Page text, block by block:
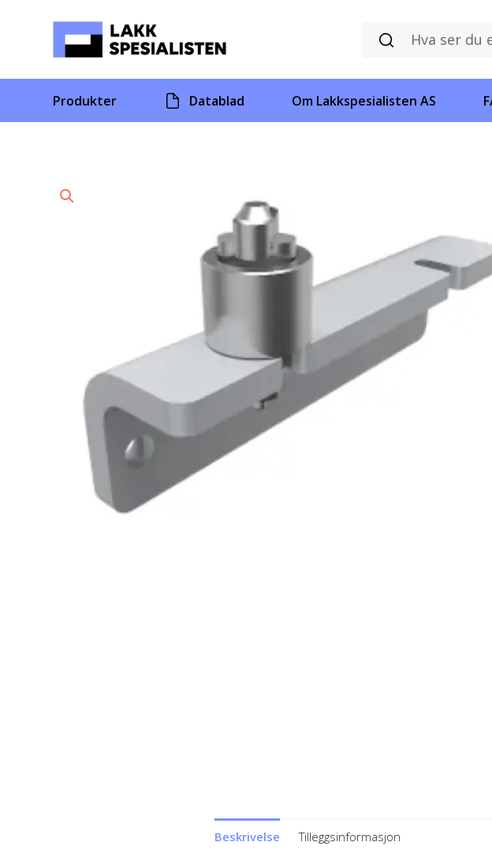
Produkter Datablad Om Lakkspesialisten AS
Beskrivelse Tilleggsinformasjon